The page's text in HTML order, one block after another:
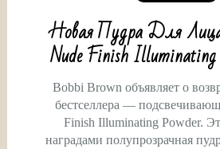
Новая Пудра Для
Nude Finish
Bobbi Brown объявляет о
бестселлера —
Finish Illuminating Powder.
наградами полупрозрачная